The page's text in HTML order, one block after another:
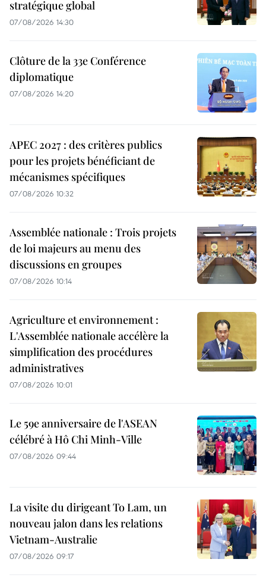
stratégique global
07/08/2026 14:30
Clôture de la 33e Conférence
diplomatique
07/08/2026 14:20
APEC 2027 : des critères publics
pour les projets bénéficiant de
mécanismes spécifiques
07/08/2026 10:32
Assemblée nationale : Trois projets
de loi majeurs au menu des
discussions en groupes
07/08/2026 10:14
Agriculture et environnement :
L'Assemblée nationale accélère la
simplification des procédures
administratives
07/08/2026 10:01
Le 59e anniversaire de l'ASEAN
célébré à Hô Chi Minh-Ville
07/08/2026 09:44
La visite du dirigeant To Lam, un
nouveau jalon dans les relations
Vietnam-Australie
07/08/2026 09:17